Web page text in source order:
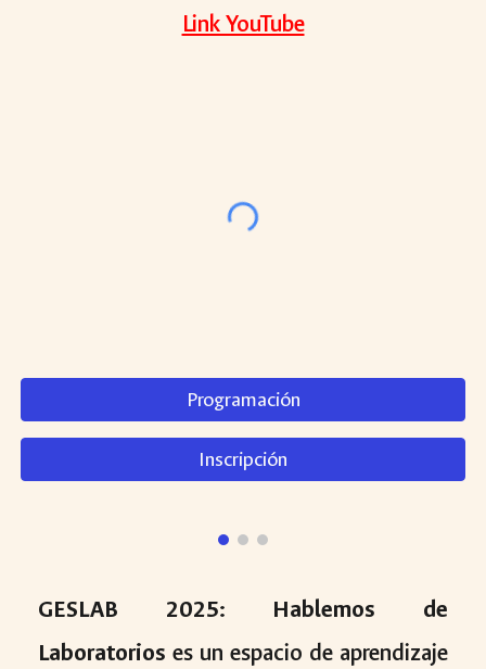
Link YouTube
Programación
Inscripción
GESLAB 2025: Hablemos de
Laboratorios es un espacio de aprendizaje